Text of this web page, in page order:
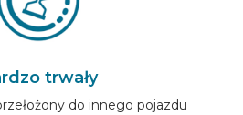
trwały
do innego pojazdu